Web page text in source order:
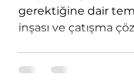
gerektiğine dair
inşası ve çatışma